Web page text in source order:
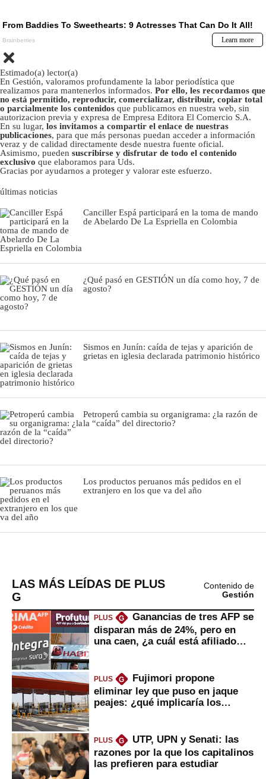
Estimado(a) lector(a)
En Gestión, valoramos profundamente la labor periodística que
realizamos para mantenerlos informados. Por ello, les recordamos que
no está permitido, reproducir, comercializar, distribuir, copiar total
o parcialmente los contenidos que publicamos en nuestra web, sin
autorizacion previa y expresa de Empresa Editora El Comercio S.A.
En su lugar, los invitamos a compartir el enlace de nuestras
publicaciones, para que más personas puedan acceder a información
veraz y de calidad directamente desde nuestra fuente oficial.
Asimismo, pueden suscribirse y disfrutar de todo el contenido
exclusivo que elaboramos para Uds.
Gracias por ayudarnos a proteger y valorar este esfuerzo.
últimas noticias
Canciller Espá participará en la toma de mando
de Abelardo De La Espriella en Colombia
¿Qué pasó en GESTIÓN un día como hoy, 7 de
agosto?
Sismos en Junín: caída de tejas y aparición de
grietas en iglesia declarada patrimonio histórico
Petroperú cambia su organigrama: ¿la razón de
la “caída” del directorio?
Los productos peruanos más pedidos en el
extranjero en los que va del año
LAS MÁS LEÍDAS DE PLUS
G
Contenido de
Gestión
PLUS G
Ganancias de tres AFP se
disparan más de 24%, pero en
una caen, ¿a cuál está afiliado
PLUS G
Fujimori propone
eliminar ley que puso en jaque
peajes: ¿qué implicaría los
PLUS G
UTP, UPN y Senati: las
razones por la que los capitalinos
las prefieren para estudiar